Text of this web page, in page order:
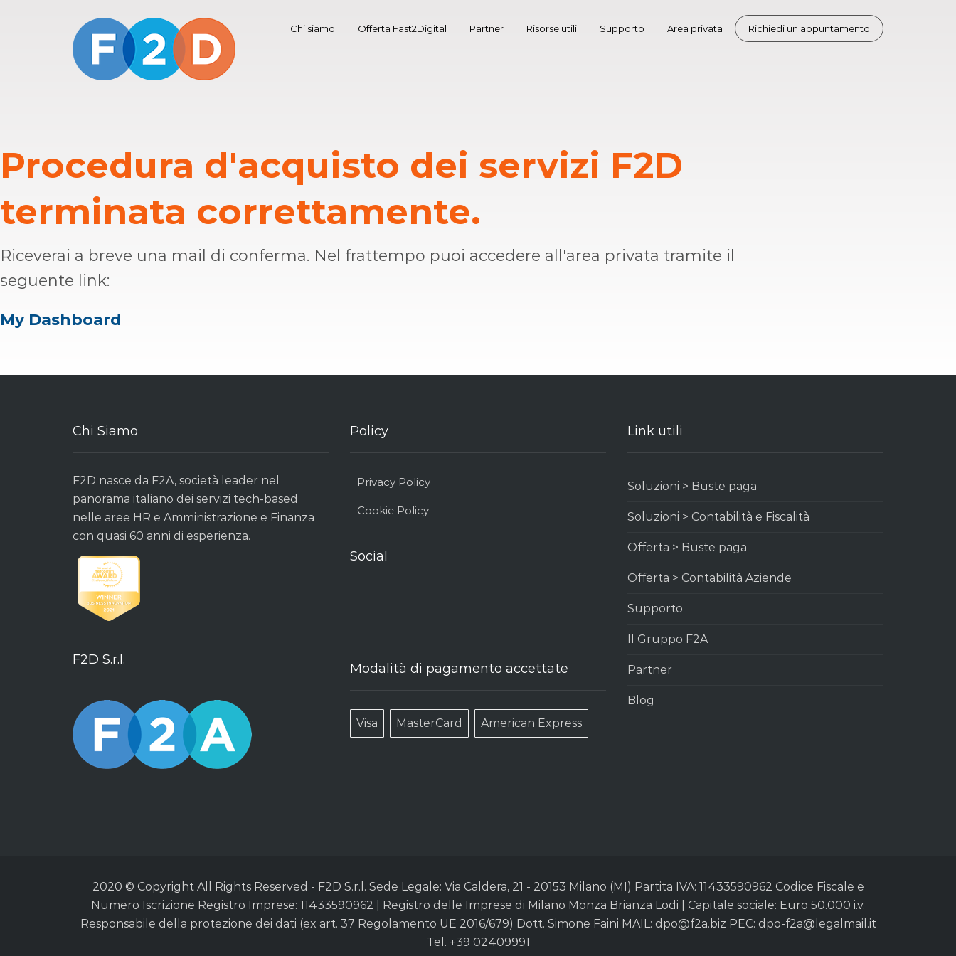
Chi siamo Offerta Fast2Digital Partner Risorse utili Supporto Area privata Richiedi un appuntamento
Procedura d'acquisto dei servizi F2D
terminata correttamente.
Riceverai a breve una mail di conferma. Nel frattempo puoi accedere all'area privata tramite il
seguente link:
My Dashboard
Chi Siamo
F2D nasce da F2A, società leader nel
panorama italiano dei servizi tech-based
nelle aree HR e Amministrazione e Finanza
con quasi 60 anni di esperienza.
F2D S.r.l.
Policy
Privacy Policy
Cookie Policy
Social
Modalità di pagamento accettate
Visa MasterCard American Express
Link utili
Soluzioni > Buste paga
Soluzioni > Contabilità e Fiscalità
Offerta > Buste paga
Offerta > Contabilità Aziende
Supporto
Il Gruppo F2A
Partner
Blog
2020 © Copyright All Rights Reserved - F2D S.r.l. Sede Legale: Via Caldera, 21 - 20153 Milano (MI) Partita IVA: 11433590962 Codice Fiscale e
Numero Iscrizione Registro Imprese: 11433590962 | Registro delle Imprese di Milano Monza Brianza Lodi | Capitale sociale: Euro 50.000 i.v.
Responsabile della protezione dei dati (ex art. 37 Regolamento UE 2016/679) Dott. Simone Faini MAIL: dpo@f2a.biz PEC: dpo-f2a@legalmail.it
Tel. +39 02409991